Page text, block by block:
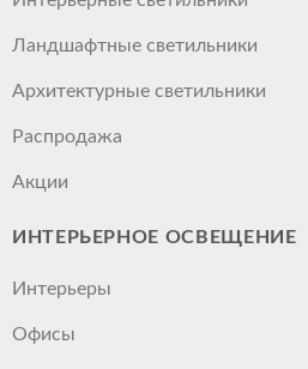
Ландшафтные светильники
Архитектурные светильники
Распродажа
Акции
ИНТЕРЬЕРНОЕ ОСВЕЩЕНИЕ
Интерьеры
Офисы